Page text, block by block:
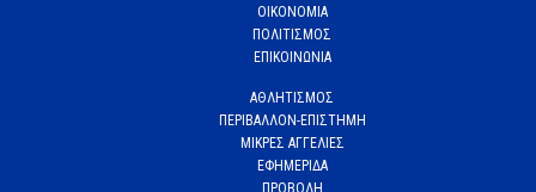
ΟΙΚΟΝΟΜΙΑ
ΠΟΛΙΤΙΣΜΟΣ
ΕΠΙΚΟΙΝΩΝΙΑ
ΑΘΛΗΤΙΣΜΟΣ
ΠΕΡΙΒΑΛΛΟΝ-ΕΠΙΣΤΗΜΗ
ΜΙΚΡΕΣ ΑΓΓΕΛΙΕΣ
ΕΦΗΜΕΡΙΔΑ
ΠΡΟΒΟΛΗ